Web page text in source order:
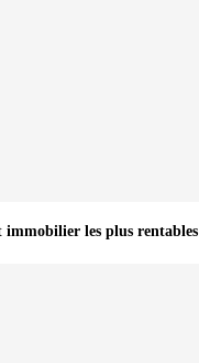
immobilier les plus rentables